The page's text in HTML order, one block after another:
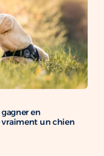
en
un chien